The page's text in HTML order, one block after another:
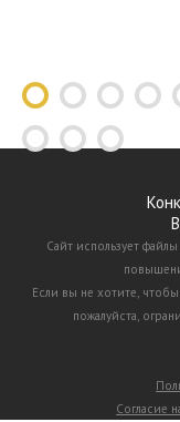
Сайт использует
Если вы не хотите,
пожалуйста,
Согласие